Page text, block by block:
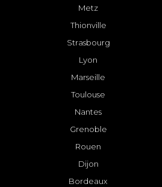
Metz
Thionville
Strasbourg
Lyon
Marseille
Toulouse
Nantes
Grenoble
Rouen
Dijon
Bordeaux